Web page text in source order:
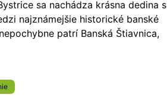
sa nachádza krásna dedina s
najznámejšie historické banské
patrí Banská Štiavnica,